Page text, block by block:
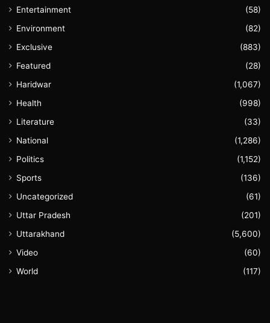
Entertainment
(58)
Environment
(82)
Exclusive
(883)
Featured
(28)
Haridwar
(1,067)
Health
(998)
Literature
(33)
National
(1,286)
Politics
(1,152)
Sports
(136)
Uncategorized
(61)
Uttar Pradesh
(201)
Uttarakhand
(5,600)
Video
(60)
World
(117)